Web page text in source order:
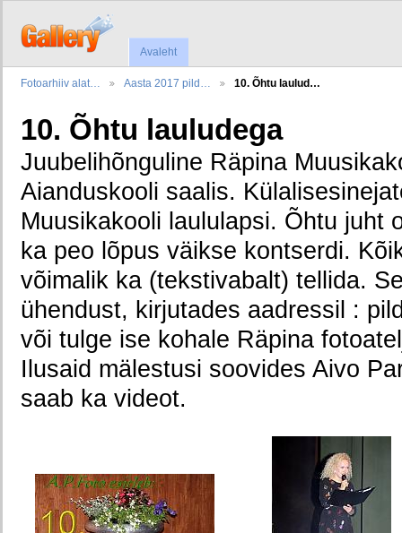
Avaleht
Fotoarhiiv alat… Aasta 2017 pild… 10. Õhtu laulud…
10. Õhtu lauludega
Juubelihõnguline Räpina
Aianduskooli saalis.
Muusikakooli laululapsi. Õhtu juht
ka peo lõpus väikse kontserdi.
võimalik ka (tekstivabalt) tellida.
ühendust, kirjutades aadressil :
või tulge ise kohale Räpina
Ilusaid mälestusi soovides Aivo
saab ka videot.